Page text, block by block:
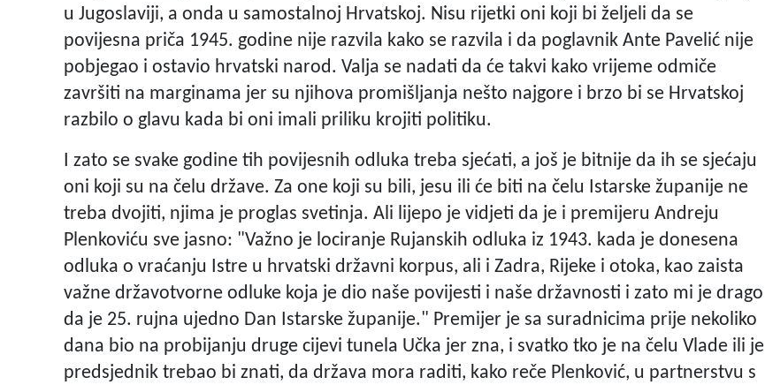
u Jugoslaviji, a onda u samostalnoj Hrvatskoj. Nisu rijetki oni koji bi željeli da se
povijesna priča 1945. godine nije razvila kako se razvila i da poglavnik Ante Pavelić nije
pobjegao i ostavio hrvatski narod. Valja se nadati da će takvi kako vrijeme odmiče
završiti na marginama jer su njihova promišljanja nešto najgore i brzo bi se Hrvatskoj
razbilo o glavu kada bi oni imali priliku krojiti politiku.
I zato se svake godine tih povijesnih odluka treba sjećati, a još je bitnije da ih se sjećaju
oni koji su na čelu države. Za one koji su bili, jesu ili će biti na čelu Istarske županije ne
treba dvojiti, njima je proglas svetinja. Ali lijepo je vidjeti da je i premijeru Andreju
Plenkoviću sve jasno: "Važno je lociranje Rujanskih odluka iz 1943. kada je donesena
odluka o vraćanju Istre u hrvatski državni korpus, ali i Zadra, Rijeke i otoka, kao zaista
važne državotvorne odluke koja je dio naše povijesti i naše državnosti i zato mi je drago
da je 25. rujna ujedno Dan Istarske županije." Premijer je sa suradnicima prije nekoliko
dana bio na probijanju druge cijevi tunela Učka jer zna, i svatko tko je na čelu Vlade ili je
predsjednik trebao bi znati, da država mora raditi, kako reče Plenković, u partnerstvu s